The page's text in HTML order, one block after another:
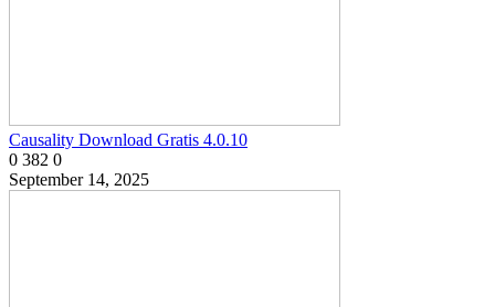
Causality Download Gratis 4.0.10
0 382 0
September 14, 2025